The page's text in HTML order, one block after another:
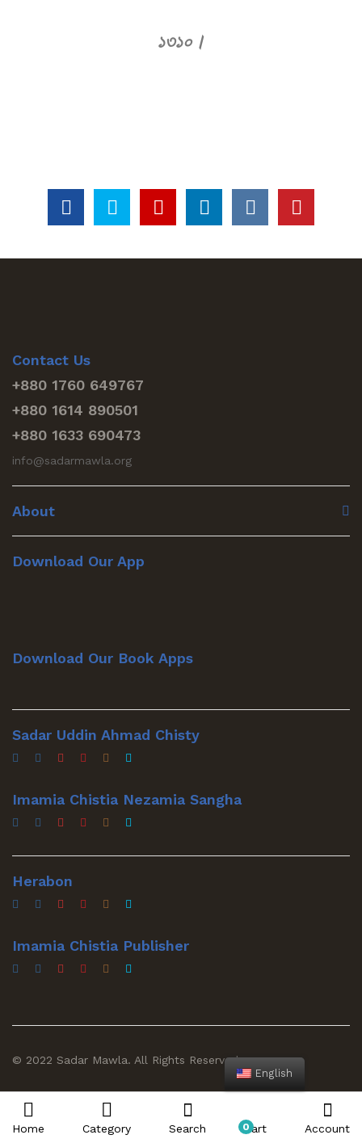
১৩১০।
Contact Us
+880 1760 649767
+880 1614 890501
+880 1633 690473
info@sadarmawla.org
About
Download Our App
Download Our Book Apps
Sadar Uddin Ahmad Chisty
Imamia Chistia Nezamia Sangha
Herabon
Imamia Chistia Publisher
© 2022 Sadar Mawla. All Rights Reserved
English
Home Category Search 0
Cart Account